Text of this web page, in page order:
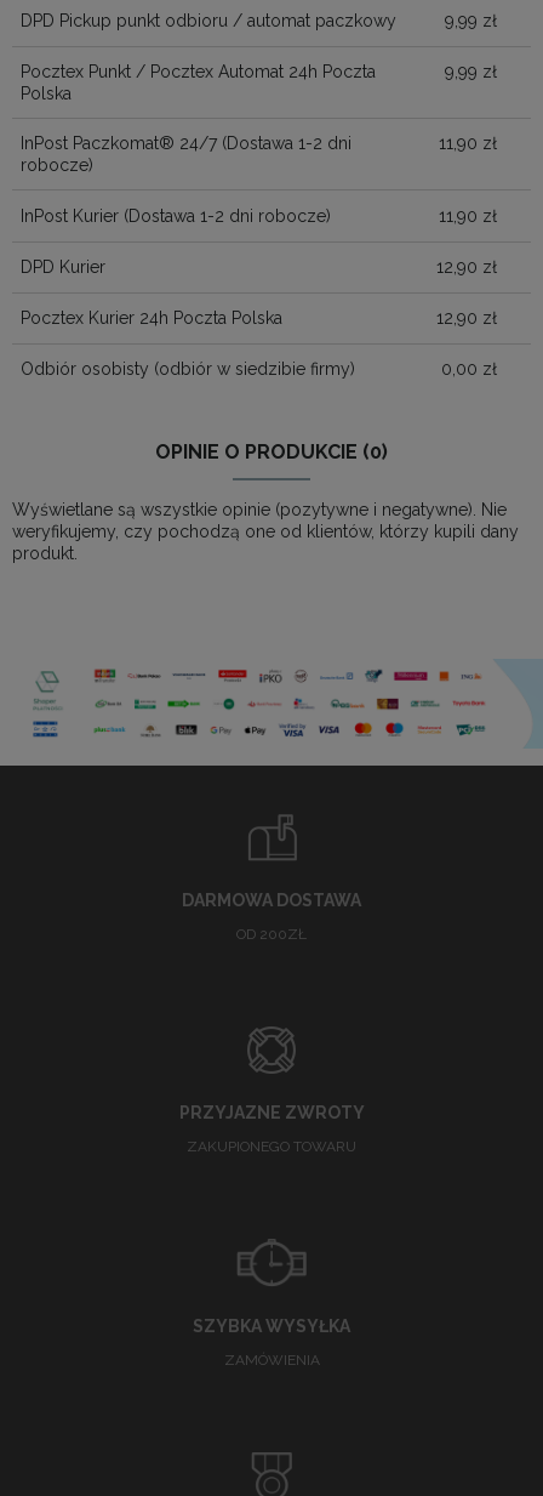
DPD Pickup punkt odbioru / automat paczkowy 9,99 zł
Pocztex Punkt / Pocztex Automat 24h Poczta
Polska
9,99 zł
InPost Paczkomat® 24/7 (Dostawa 1-2 dni
robocze)
11,90 zł
InPost Kurier (Dostawa 1-2 dni robocze) 11,90 zł
DPD Kurier 12,90 zł
Pocztex Kurier 24h Poczta Polska 12,90 zł
Odbiór osobisty (odbiór w siedzibie firmy) 0,00 zł
OPINIE O PRODUKCIE (0)
Wyświetlane są wszystkie opinie (pozytywne i negatywne). Nie
weryfikujemy, czy pochodzą one od klientów, którzy kupili dany
produkt.
DARMOWA DOSTAWA
OD 200ZŁ
PRZYJAZNE ZWROTY
ZAKUPIONEGO TOWARU
SZYBKA WYSYŁKA
ZAMÓWIENIA